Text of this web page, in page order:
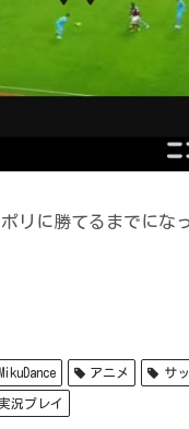
リに勝てるまでにな
アニメ サ
況プレイ